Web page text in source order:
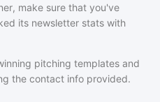
make sure that you've
its newsletter stats with
pitching templates and
the contact info provided.